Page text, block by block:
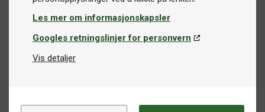
Les mer om informasjonskapsler
Googles retningslinjer for personvern
Vis detaljer